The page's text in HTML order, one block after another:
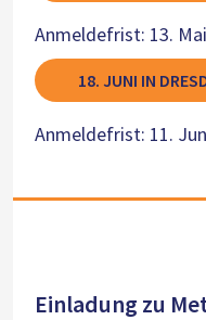
Anmeldefrist: 13. Mai
18. JUNI IN
Anmeldefrist: 11.
Einladung zu